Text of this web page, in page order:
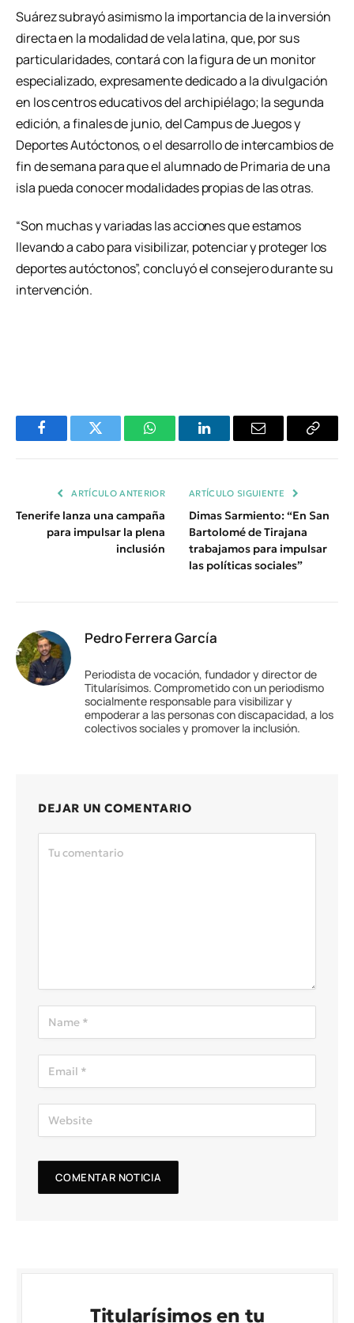
Suárez subrayó asimismo la importancia de la inversión
directa en la modalidad de vela latina, que, por sus
particularidades, contará con la figura de un monitor
especializado, expresamente dedicado a la divulgación
en los centros educativos del archipiélago; la segunda
edición, a finales de junio, del Campus de Juegos y
Deportes Autóctonos, o el desarrollo de intercambios de
fin de semana para que el alumnado de Primaria de una
isla pueda conocer modalidades propias de las otras.
“Son muchas y variadas las acciones que estamos
llevando a cabo para visibilizar, potenciar y proteger los
deportes autóctonos”, concluyó el consejero durante su
intervención.
FacebookTwitter WhatsAppLinkedInEmail
Copiar
ARTÍCULO ANTERIOR
Tenerife lanza una campaña
para impulsar la plena
inclusión
ARTÍCULO SIGUIENTE
Dimas Sarmiento: “En San
Bartolomé de Tirajana
trabajamos para impulsar
las políticas sociales”
Pedro Ferrera García
Periodista de vocación, fundador y director de
Titularísimos. Comprometido con un periodismo
socialmente responsable para visibilizar y
empoderar a las personas con discapacidad, a los
colectivos sociales y promover la inclusión.
DEJAR UN COMENTARIO
Titularísimos en tu